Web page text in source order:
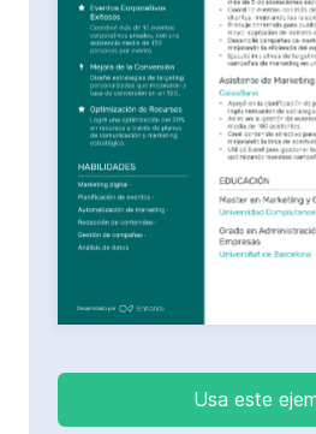
Usa este